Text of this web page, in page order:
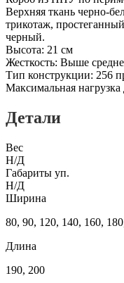
Верхняя ткань черно-
трикотаж,
черный.
Высота: 21 см
Жесткость: Выше
Тип конструкции: 256
Максимальная нагрузка
Детали
Вес
Н/Д
Габариты уп.
Н/Д
Ширина
80, 90, 120, 140, 160,
Длина
190, 200